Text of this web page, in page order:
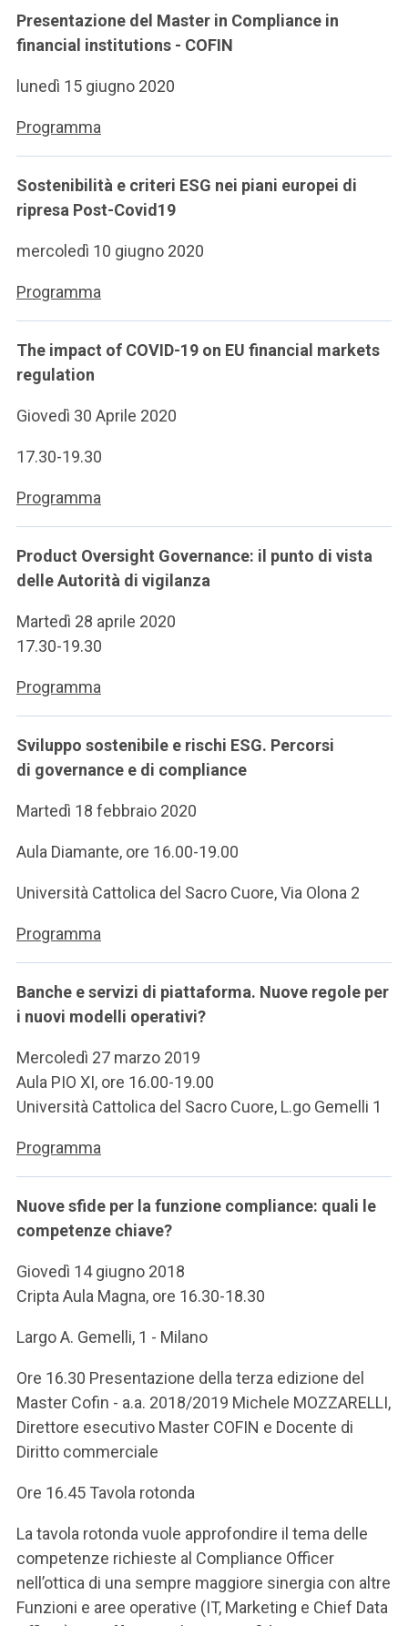
Presentazione del Master in Compliance in
financial institutions - COFIN
lunedì 15 giugno 2020
Programma
Sostenibilità e criteri ESG nei piani europei di
ripresa Post-Covid19
mercoledì 10 giugno 2020
Programma
The impact of COVID-19 on EU financial markets
regulation
Giovedì 30 Aprile 2020
17.30-19.30
Programma
Product Oversight Governance: il punto di vista
delle Autorità di vigilanza
Martedì 28 aprile 2020
17.30-19.30
Programma
Sviluppo sostenibile e rischi ESG. Percorsi
di governance e di compliance
Martedì 18 febbraio 2020
Aula Diamante, ore 16.00-19.00
Università Cattolica del Sacro Cuore, Via Olona 2
Programma
Banche e servizi di piattaforma. Nuove regole per
i nuovi modelli operativi?
Mercoledì 27 marzo 2019
Aula PIO XI, ore 16.00-19.00
Università Cattolica del Sacro Cuore, L.go Gemelli 1
Programma
Nuove sfide per la funzione compliance: quali le
competenze chiave?
Giovedì 14 giugno 2018
Cripta Aula Magna, ore 16.30-18.30
Largo A. Gemelli, 1 - Milano
Ore 16.30 Presentazione della terza edizione del
Master Cofin - a.a. 2018/2019 Michele MOZZARELLI,
Direttore esecutivo Master COFIN e Docente di
Diritto commerciale
Ore 16.45 Tavola rotonda
La tavola rotonda vuole approfondire il tema delle
competenze richieste al Compliance Officer
nell’ottica di una sempre maggiore sinergia con altre
Funzioni e aree operative (IT, Marketing e Chief Data